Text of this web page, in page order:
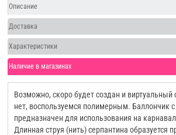
Описание
Доставка
Характеристики
Наличие в магазинах
Возможно, скоро будет создан и виртуальный
нет, воспользуемся полимерным. Баллончик
предназначен для использования на
Длинная струя (нить) серпантина образуется